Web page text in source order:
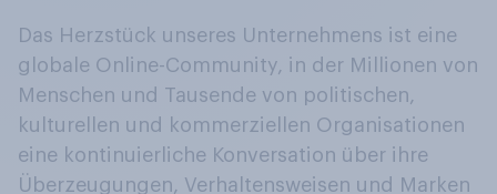
Das Herzstück unseres Unternehmens ist eine
globale Online-Community, in der Millionen von
Menschen und Tausende von politischen,
kulturellen und kommerziellen Organisationen
eine kontinuierliche Konversation über ihre
Überzeugungen, Verhaltensweisen und Marken